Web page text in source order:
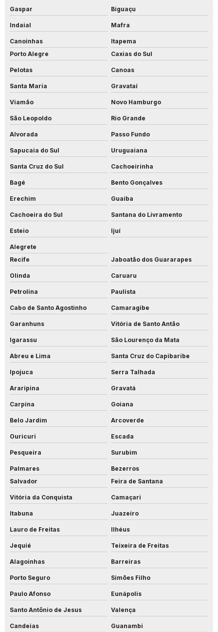
Gaspar Biguaçu
Indaial Mafra
Canoinhas
Itapema
Porto Alegre
Caxias do Sul
Pelotas Canoas
Santa Maria Gravataí
Viamão Novo Hamburgo
São Leopoldo Rio Grande
Alvorada Passo Fundo
Sapucaia do Sul Uruguaiana
Santa Cruz do Sul Cachoeirinha
Bagé Bento Gonçalves
Erechim Guaíba
Cachoeira do Sul Santana do Livramento
Esteio Ijuí
Alegrete
Recife
Jaboatão dos Guararapes
Olinda Caruaru
Petrolina Paulista
Cabo de Santo Agostinho Camaragibe
Garanhuns Vitória de Santo Antão
Igarassu São Lourenço da Mata
Abreu e Lima Santa Cruz do Capibaribe
Ipojuca Serra Talhada
Araripina Gravatá
Carpina Goiana
Belo Jardim Arcoverde
Ouricuri Escada
Pesqueira Surubim
Palmares
Bezerros
Salvador
Feira de Santana
Vitória da Conquista Camaçari
Itabuna Juazeiro
Lauro de Freitas Ilhéus
Jequié Teixeira de Freitas
Alagoinhas Barreiras
Porto Seguro Simões Filho
Paulo Afonso Eunápolis
Santo Antônio de Jesus Valença
Candeias Guanambi